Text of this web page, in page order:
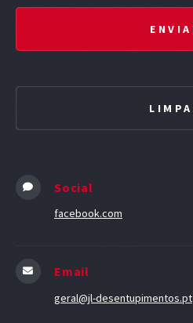
Social
facebook.com
Email
geral@jl-desentupimentos.pt